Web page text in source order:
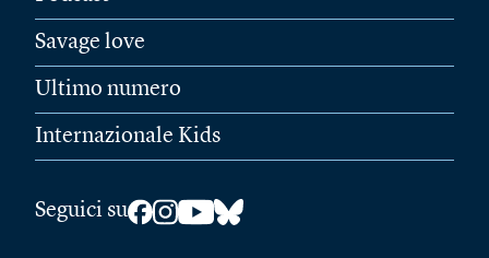
Savage love
Ultimo numero
Internazionale Kids
Seguici su